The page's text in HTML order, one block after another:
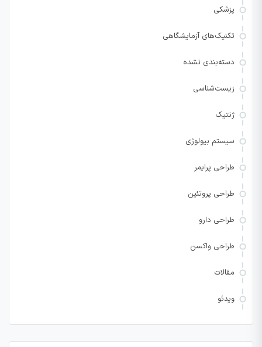
پزشکی
تکنیک‌های آزمایشگاهی
دسته‌بندی نشده
زیست‌شناسی
ژنتیک
سیستم بیولوژی
طراحی پرایمر
طراحی پروتئین
طراحی دارو
طراحی واکسن
مقالات
ویدئو